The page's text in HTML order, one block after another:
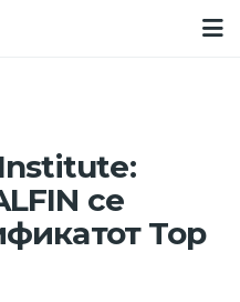
се
Top